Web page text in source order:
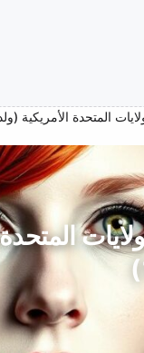
الأمريكية (ولد في 28-